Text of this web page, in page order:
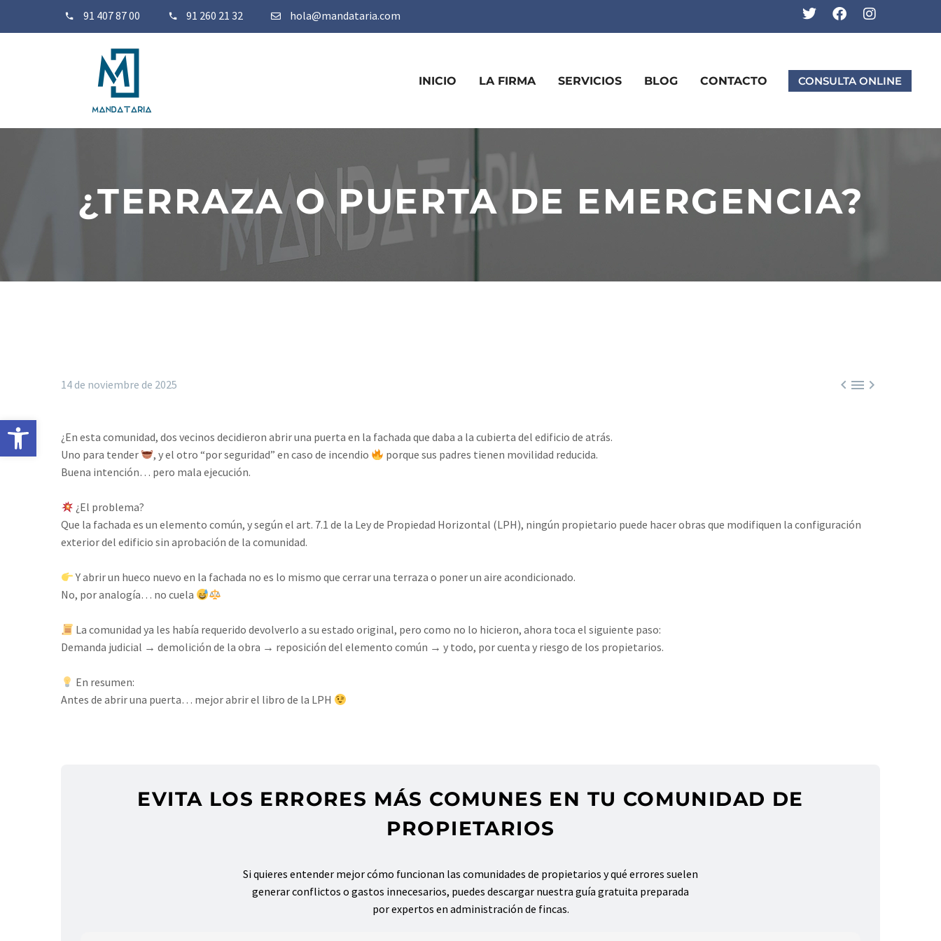
Abrir barra de herramientas
91 407 87 00 91 260 21 32 hola@mandataria.com
INICIO LA FIRMA SERVICIOS BLOG CONTACTO CONSULTA ONLINE
¿TERRAZA O PUERTA DE EMERGENCIA?

14 de noviembre de 2025
¿En esta comunidad, dos vecinos decidieron abrir una puerta en la fachada que daba a la cubierta del edificio de atrás.⁣
Uno para tender
, y el otro “por seguridad” en caso de incendio
porque sus padres tienen movilidad reducida.⁣
Buena intención… pero mala ejecución.⁣
¿El problema?⁣
Que la fachada es un elemento común, y según el art. 7.1 de la Ley de Propiedad Horizontal (LPH), ningún propietario puede hacer obras que modifiquen la configuración
exterior del edificio sin aprobación de la comunidad.⁣
Y abrir un hueco nuevo en la fachada no es lo mismo que cerrar una terraza o poner un aire acondicionado.⁣
No, por analogía… no cuela
La comunidad ya les había requerido devolverlo a su estado original, pero como no lo hicieron, ahora toca el siguiente paso:⁣
Demanda judicial → demolición de la obra → reposición del elemento común → y todo, por cuenta y riesgo de los propietarios.⁣
En resumen:⁣
Antes de abrir una puerta… mejor abrir el libro de la LPH
EVITA LOS ERRORES MÁS COMUNES EN TU COMUNIDAD DE
PROPIETARIOS
Si quieres entender mejor cómo funcionan las comunidades de propietarios y qué errores suelen
generar conflictos o gastos innecesarios, puedes descargar nuestra guía gratuita preparada
por expertos en administración de fincas.